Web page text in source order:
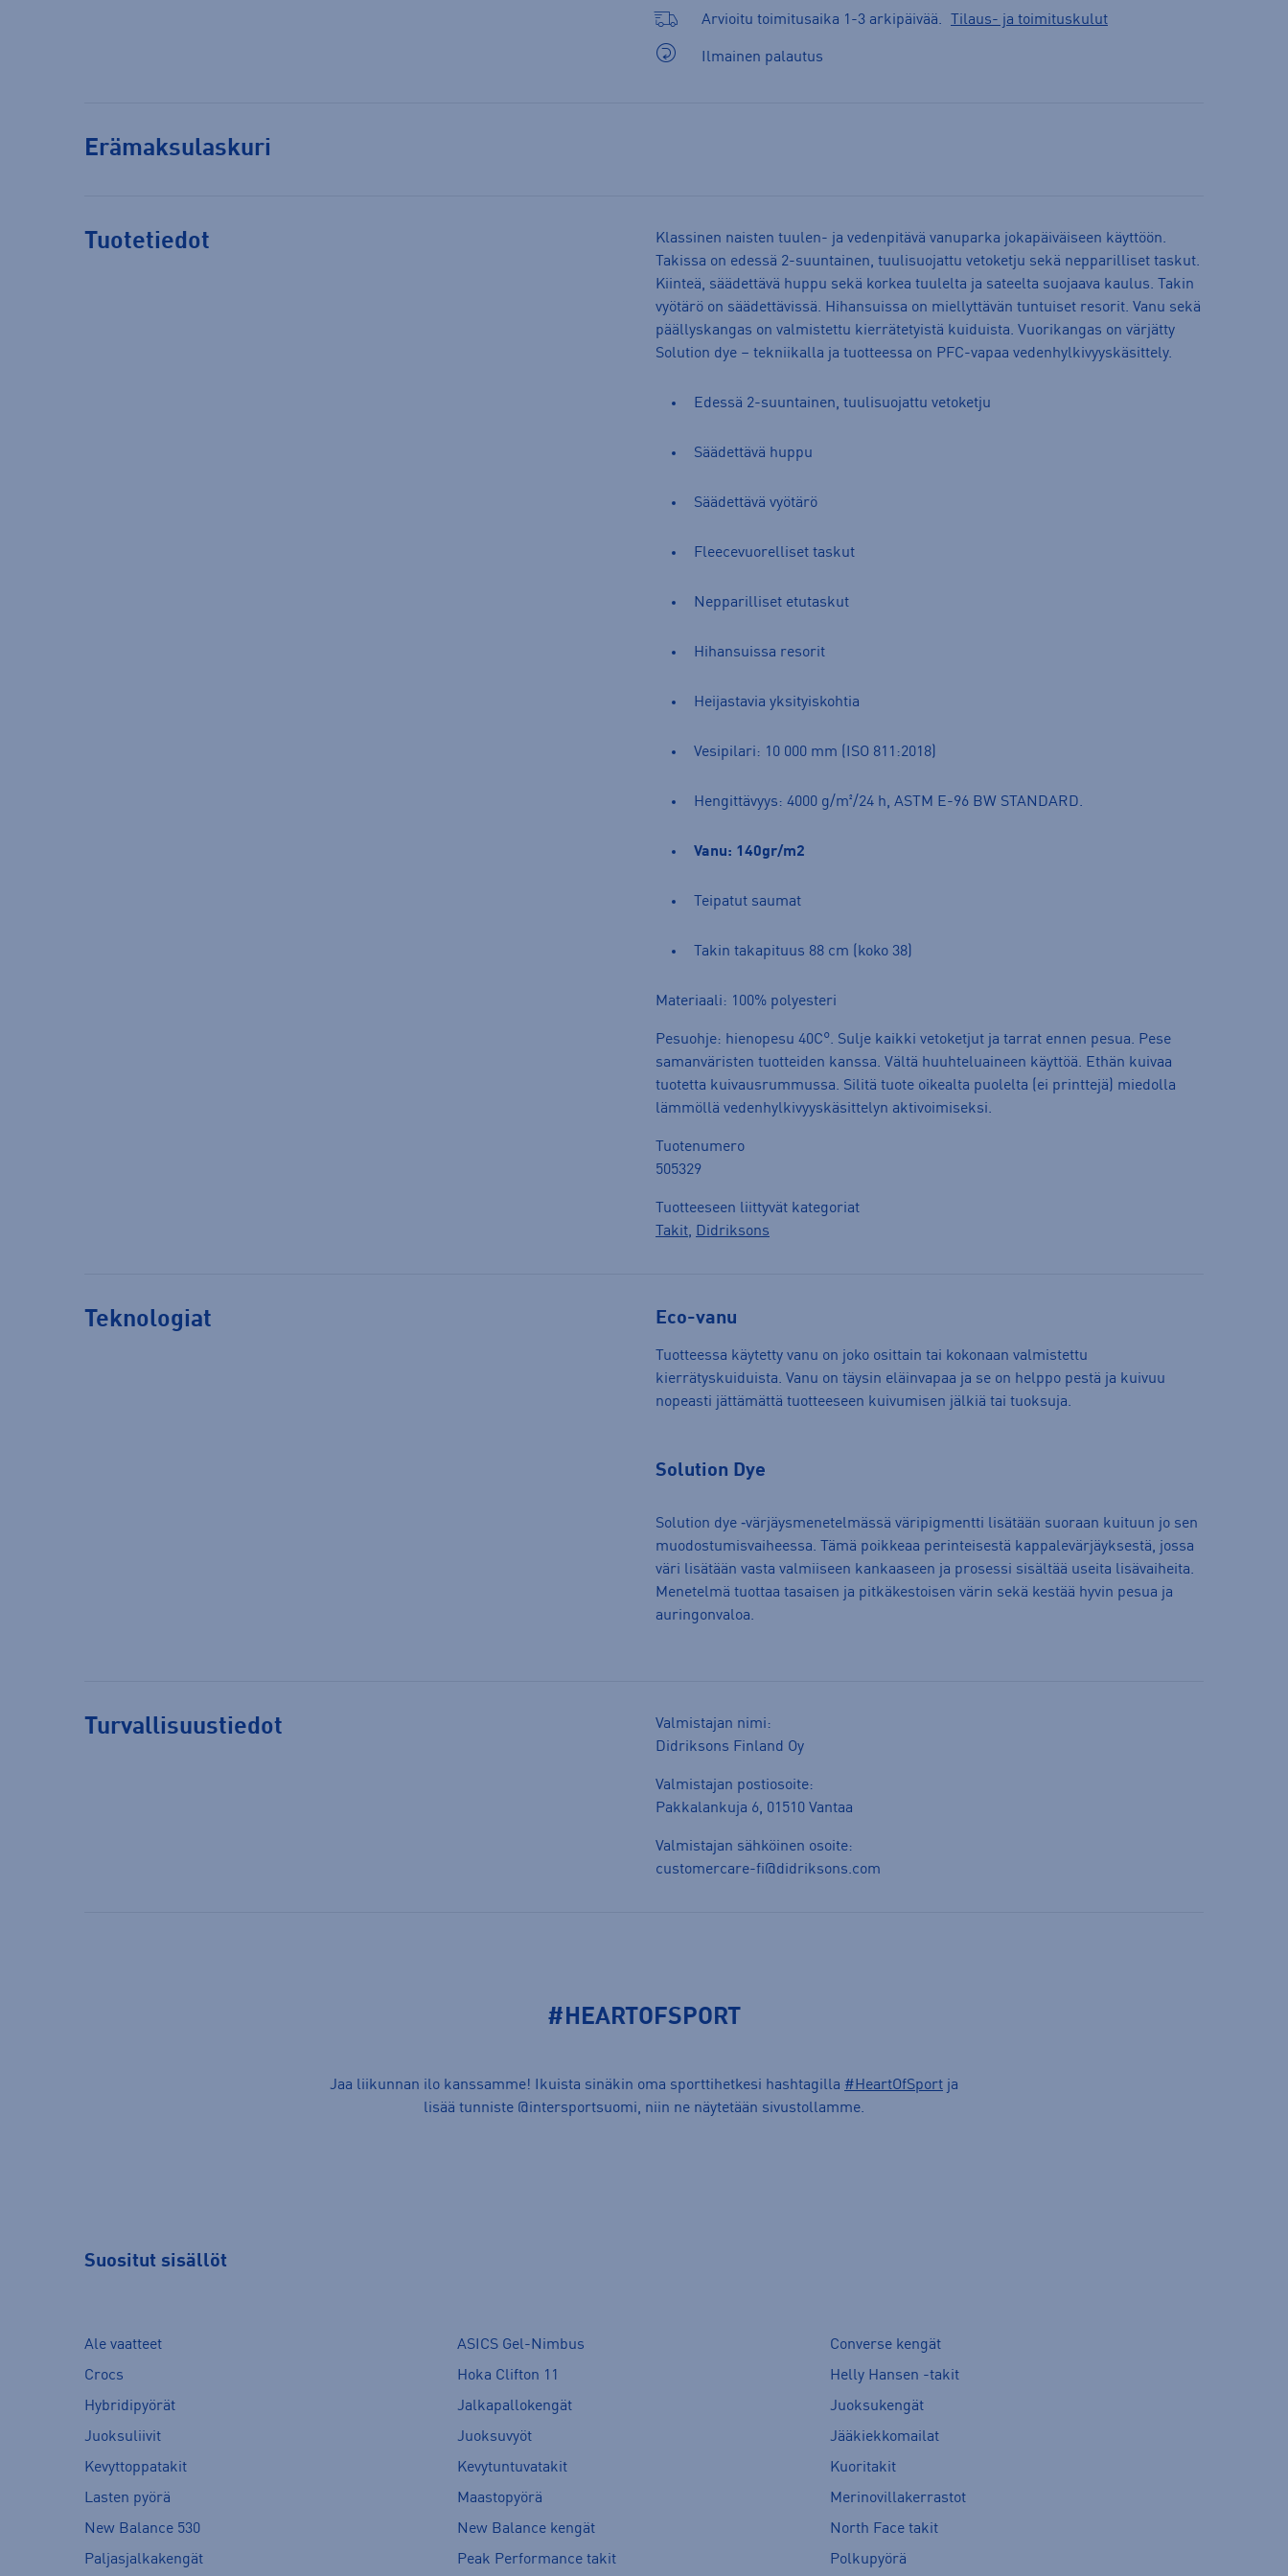
Arvioitu toimitusaika 1-3 arkipäivää. Tilaus- ja toimituskulut
Ilmainen palautus
Erämaksulaskuri
Tuotetiedot
Klassinen naisten tuulen- ja vedenpitävä vanuparka jokapäiväiseen käyttöön.
Takissa on edessä 2-suuntainen, tuulisuojattu vetoketju sekä nepparilliset taskut.
Kiinteä, säädettävä huppu sekä korkea tuulelta ja sateelta suojaava kaulus. Takin
vyötärö on säädettävissä. Hihansuissa on miellyttävän tuntuiset resorit. Vanu sekä
päällyskangas on valmistettu kierrätetyistä kuiduista. Vuorikangas on värjätty
Solution dye – tekniikalla ja tuotteessa on PFC-vapaa vedenhylkivyyskäsittely.
Edessä 2-suuntainen, tuulisuojattu vetoketju
Säädettävä huppu
Säädettävä vyötärö
Fleecevuorelliset taskut
Nepparilliset etutaskut
Hihansuissa resorit
Heijastavia yksityiskohtia
Vesipilari: 10 000 mm (ISO 811:2018)
Hengittävyys: 4000 g/m²/24 h, ASTM E-96 BW STANDARD.
Vanu: 140gr/m2
Teipatut saumat
Takin takapituus 88 cm (koko 38)
Materiaali: 100% polyesteri
Pesuohje: hienopesu 40C°. Sulje kaikki vetoketjut ja tarrat ennen pesua. Pese
samanväristen tuotteiden kanssa. Vältä huuhteluaineen käyttöä. Ethän kuivaa
tuotetta kuivausrummussa. Silitä tuote oikealta puolelta (ei printtejä) miedolla
lämmöllä vedenhylkivyyskäsittelyn aktivoimiseksi.
Tuotenumero
505329
Tuotteeseen liittyvät kategoriat
Takit, Didriksons
Teknologiat Eco-vanu
Tuotteessa käytetty vanu on joko osittain tai kokonaan valmistettu
kierrätyskuiduista. Vanu on täysin eläinvapaa ja se on helppo pestä ja kuivuu
nopeasti jättämättä tuotteeseen kuivumisen jälkiä tai tuoksuja.
Solution Dye
Solution dye ‑värjäysmenetelmässä väripigmentti lisätään suoraan kuituun jo sen
muodostumisvaiheessa. Tämä poikkeaa perinteisestä kappalevärjäyksestä, jossa
väri lisätään vasta valmiiseen kankaaseen ja prosessi sisältää useita lisävaiheita.
Menetelmä tuottaa tasaisen ja pitkäkestoisen värin sekä kestää hyvin pesua ja
auringonvaloa.
Turvallisuustiedot
Valmistajan nimi:
Didriksons Finland Oy
Valmistajan postiosoite:
Pakkalankuja 6, 01510 Vantaa
Valmistajan sähköinen osoite:
customercare-fi@didriksons.com
#HEARTOFSPORT
Jaa liikunnan ilo kanssamme! Ikuista sinäkin oma sporttihetkesi hashtagilla #HeartOfSport ja
lisää tunniste @intersportsuomi, niin ne näytetään sivustollamme.
Suositut sisällöt
Ale vaatteet ASICS Gel-Nimbus
Converse kengät
Crocs
Hoka Clifton 11
Helly Hansen -takit
Hybridipyörät
Jalkapallokengät
Juoksukengät
Juoksuliivit
Juoksuvyöt
Jääkiekkomailat
Kevyttoppatakit
Kevytuntuvatakit
Kuoritakit
Lasten pyörä
Maastopyörä
Merinovillakerrastot
New Balance 530
New Balance kengät
North Face takit
Paljasjalkakengät
Peak Performance takit Polkupyörä